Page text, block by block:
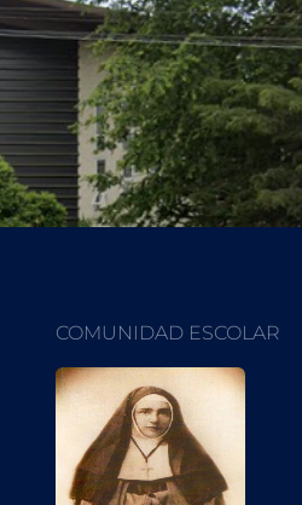
COMUNIDAD ESCOLAR